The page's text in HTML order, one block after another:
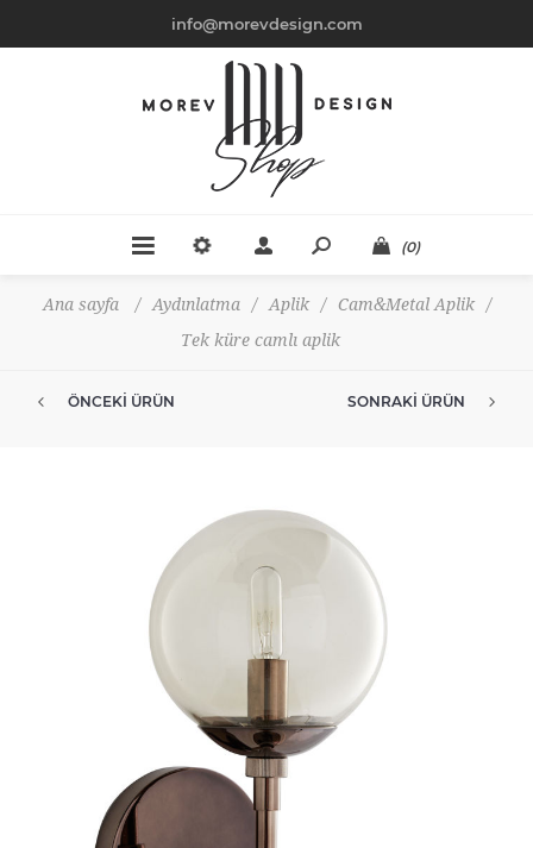
info@morevdesign.com
(0)
Ana sayfa / Aydınlatma / Aplik / Cam&Metal Aplik
/
Tek küre camlı aplik
ÖNCEKI ÜRÜN SONRAKI ÜRÜN